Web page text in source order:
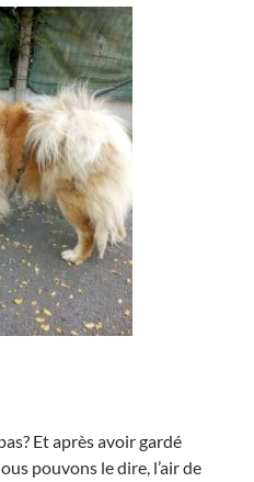
Et après avoir gardé
pouvons le dire, l’air de